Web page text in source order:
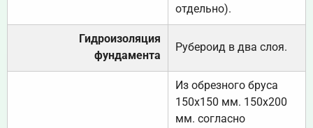
отдельно).
Гидроизоляция
фундамента
Рубероид в два слоя.
Из обрезного бруса
150х150 мм. 150х200
мм. согласно